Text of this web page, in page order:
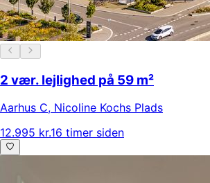
2 vær. lejlighed på 59 m²
Aarhus C, Nicoline Kochs Plads
12.995 kr.16 timer siden